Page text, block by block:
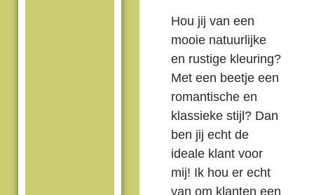
Hou jij van een
mooie natuurlijke
en rustige kleuring?
Met een beetje een
romantische en
klassieke stijl? Dan
ben jij echt de
ideale klant voor
mij! Ik hou er echt
van om klanten een